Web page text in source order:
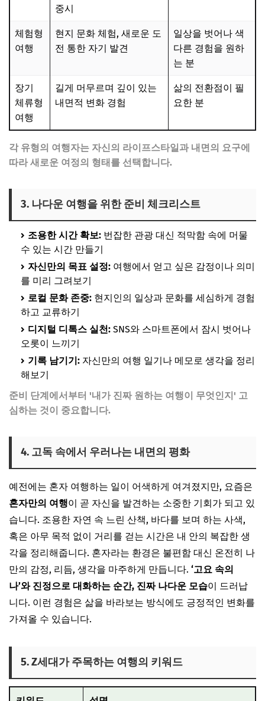
중시
체험형
여행
현지 문화 체험, 새로운 도
전 통한 자기 발견
일상을 벗어나 색
다른 경험을 원하
는 분
장기
체류형
여행
길게 머무르며 깊이 있는
내면적 변화 경험
삶의 전환점이 필
요한 분
각 유형의 여행자는 자신의 라이프스타일과 내면의 요구에
따라 새로운 여정의 형태를 선택합니다.
3. 나다운 여행을 위한 준비 체크리스트
조용한 시간 확보: 번잡한 관광 대신 적막함 속에 머물
수 있는 시간 만들기
자신만의 목표 설정: 여행에서 얻고 싶은 감정이나 의미
를 미리 그려보기
로컬 문화 존중: 현지인의 일상과 문화를 세심하게 경험
하고 교류하기
디지털 디톡스 실천: SNS와 스마트폰에서 잠시 벗어나
오롯이 느끼기
기록 남기기: 자신만의 여행 일기나 메모로 생각을 정리
해보기
준비 단계에서부터 '내가 진짜 원하는 여행이 무엇인지' 고
심하는 것이 중요합니다.
4. 고독 속에서 우러나는 내면의 평화
예전에는 혼자 여행하는 일이 어색하게 여겨졌지만, 요즘은
혼자만의 여행이 곧 자신을 발견하는 소중한 기회가 되고 있
습니다. 조용한 자연 속 느린 산책, 바다를 보며 하는 사색,
혹은 아무 목적 없이 거리를 걷는 시간은 내 안의 복잡한 생
각을 정리해줍니다. 혼자라는 환경은 불편함 대신 온전히 나
만의 감정, 리듬, 생각을 마주하게 만듭니다. ‘고요 속의
나’와 진정으로 대화하는 순간, 진짜 나다운 모습이 드러납
니다. 이런 경험은 삶을 바라보는 방식에도 긍정적인 변화를
가져올 수 있습니다.
5. Z세대가 주목하는 여행의 키워드